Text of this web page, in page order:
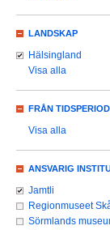
LANDSKAP
Hälsingland
Visa alla
FRÅN TIDSPERIOD
Visa alla
ANSVARIG
Jamtli
Regionmuseet
Sörmlands